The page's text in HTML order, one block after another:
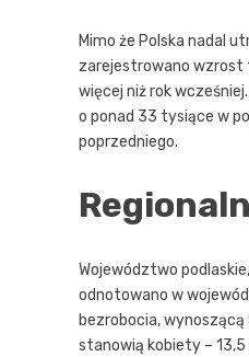
Mimo że Polska nadal
zarejestrowano wzrost
więcej niż rok
o ponad 33 tysiące w
poprzedniego.
Województwo
odnotowano w
bezrobocia,
stanowią kobiety –